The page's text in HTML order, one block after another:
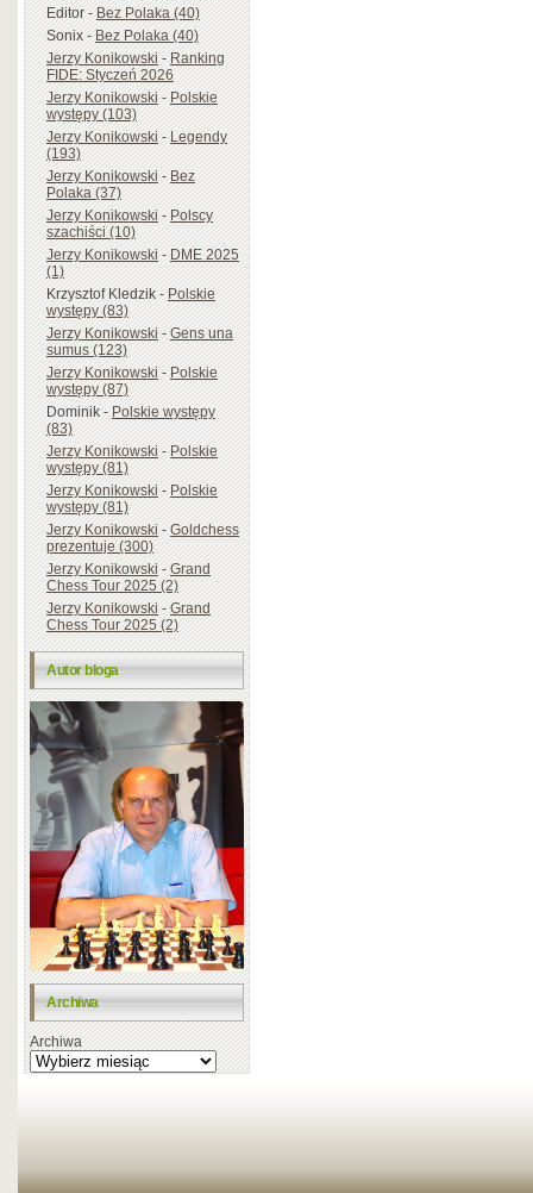
Editor-Bez Polaka (40)
Sonix-Bez Polaka (40)
Jerzy Konikowski-Ranking
FIDE: Styczeń 2026
Jerzy Konikowski-Polskie
występy (103)
Jerzy Konikowski-Legendy
(193)
Jerzy Konikowski-Bez
Polaka (37)
Jerzy Konikowski-Polscy
szachiści (10)
Jerzy Konikowski-DME 2025
(1)
Krzysztof Kledzik-Polskie
występy (83)
Jerzy Konikowski-Gens una
sumus (123)
Jerzy Konikowski-Polskie
występy (87)
Dominik-Polskie występy
(83)
Jerzy Konikowski-Polskie
występy (81)
Jerzy Konikowski-Polskie
występy (81)
Jerzy Konikowski-Goldchess
prezentuje (300)
Jerzy Konikowski-Grand
Chess Tour 2025 (2)
Jerzy Konikowski-Grand
Chess Tour 2025 (2)
Autor bloga
Archiwa
Archiwa